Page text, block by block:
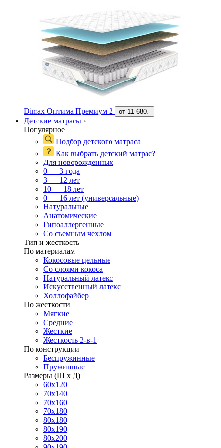
Dimax Оптима Премиум 2 от 11 680.-
Детские матрасы ›
Популярное
Подбор детского матраса
Как выбрать детский матрас?
Для новорожденных
0 — 3 года
3 — 12 лет
10 — 18 лет
0 — 16 лет (универсальные)
Натуральные
Анатомические
Гипоаллергенные
Со съемным чехлом
Тип и жесткость
По материалам
Кокосовые цельные
Со слоями кокоса
Натуральный латекс
Искусственный латекс
Холлофайбер
По жесткости
Мягкие
Средние
Жесткие
Жесткость 2-в-1
По конструкции
Беспружинные
Пружинные
Размеры (Ш х Д)
60х120
70х140
70х160
70х180
80х180
80х190
80х200